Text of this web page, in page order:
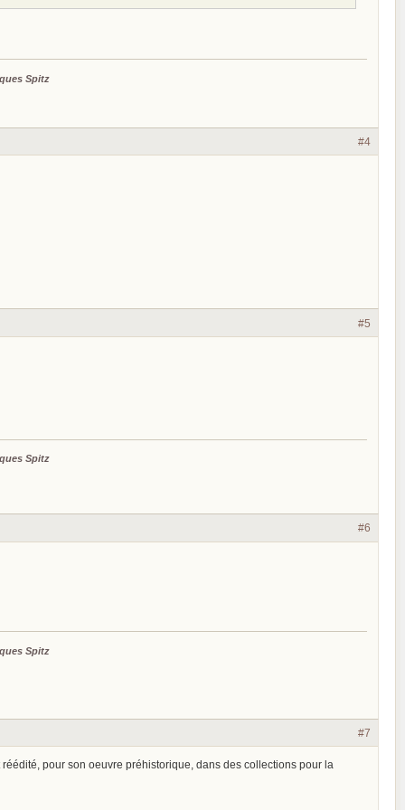
Spitz
#4
#5
Spitz
#6
Spitz
#7
pour son oeuvre préhistorique, dans des collections pour la